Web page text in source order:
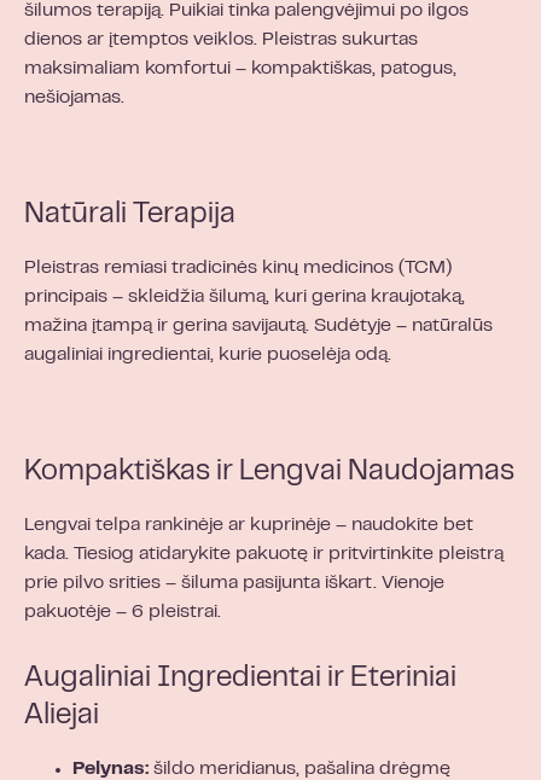
šilumos terapiją. Puikiai tinka palengvėjimui po ilgos
dienos ar įtemptos veiklos. Pleistras sukurtas
maksimaliam komfortui – kompaktiškas, patogus,
nešiojamas.
Natūrali Terapija
Pleistras remiasi tradicinės kinų medicinos (TCM)
principais – skleidžia šilumą, kuri gerina kraujotaką,
mažina įtampą ir gerina savijautą. Sudėtyje – natūralūs
augaliniai ingredientai, kurie puoselėja odą.
Kompaktiškas ir Lengvai Naudojamas
Lengvai telpa rankinėje ar kuprinėje – naudokite bet
kada. Tiesiog atidarykite pakuotę ir pritvirtinkite pleistrą
prie pilvo srities – šiluma pasijunta iškart. Vienoje
pakuotėje – 6 pleistrai.
Augaliniai Ingredientai ir Eteriniai
Aliejai
Pelynas: šildo meridianus, pašalina drėgmę